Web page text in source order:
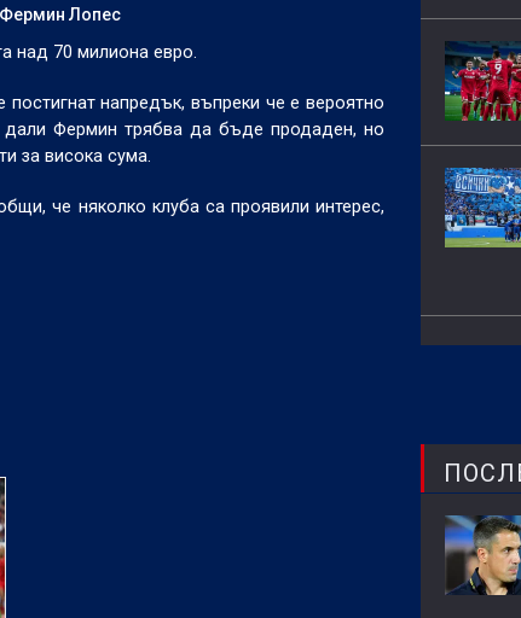
Фермин Лопес
над 70 милиона евро.
напредък, въпреки че е вероятно
Фермин трябва да бъде продаден, но
за висока сума.
че няколко клуба са проявили интерес,